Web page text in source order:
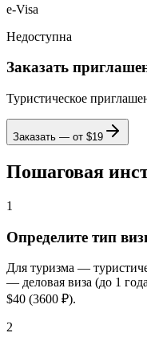
e-Visa
Недоступна
Заказать
Туристическое
Заказать — от $19
Пошаговая
1
Определите тип
Для туризма —
— деловая виза (до 1
$40 (3600 ₽).
2